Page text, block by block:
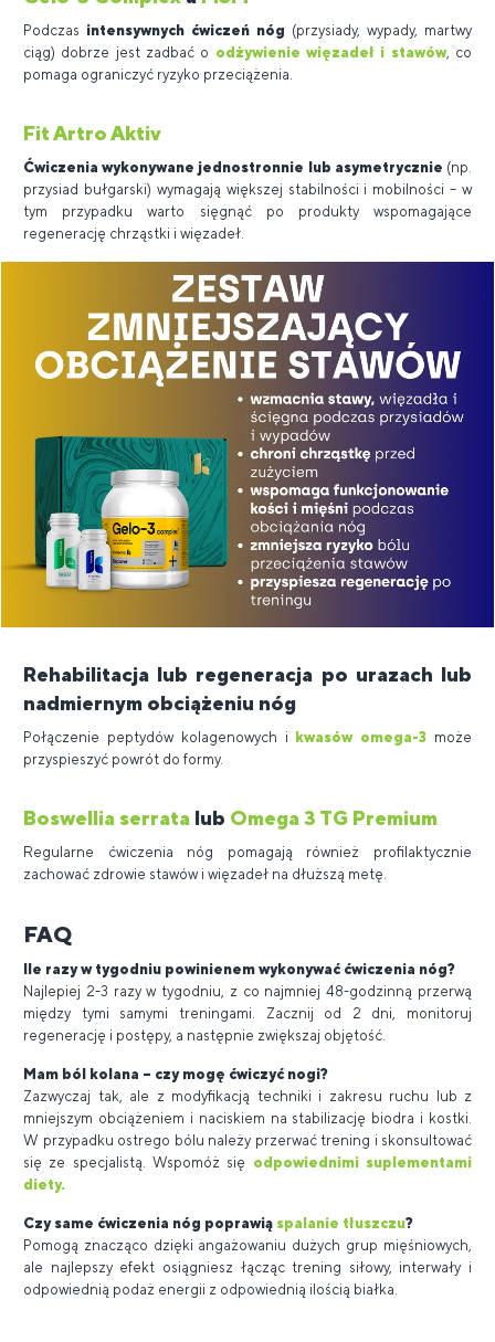
Podczas intensywnych ćwiczeń nóg (przysiady, wypady, martwy
ciąg) dobrze jest zadbać o odżywienie więzadeł i stawów, co
pomaga ograniczyć ryzyko przeciążenia.
Fit Artro Aktiv
Ćwiczenia wykonywane jednostronnie lub asymetrycznie (np.
przysiad bułgarski) wymagają większej stabilności i mobilności – w
tym przypadku warto sięgnąć po produkty wspomagające
regenerację chrząstki i więzadeł.
Rehabilitacja lub regeneracja po urazach lub
nadmiernym obciążeniu nóg
Połączenie peptydów kolagenowych i kwasów omega-3 może
przyspieszyć powrót do formy.
Boswellia serrata lub Omega 3 TG Premium
Regularne ćwiczenia nóg pomagają również profilaktycznie
zachować zdrowie stawów i więzadeł na dłuższą metę.
FAQ
Ile razy w tygodniu powinienem wykonywać ćwiczenia nóg?
Najlepiej 2-3 razy w tygodniu, z co najmniej 48-godzinną przerwą
między tymi samymi treningami. Zacznij od 2 dni, monitoruj
regenerację i postępy, a następnie zwiększaj objętość.
Mam ból kolana – czy mogę ćwiczyć nogi?
Zazwyczaj tak, ale z modyfikacją techniki i zakresu ruchu lub z
mniejszym obciążeniem i naciskiem na stabilizację biodra i kostki.
W przypadku ostrego bólu należy przerwać trening i skonsultować
się ze specjalistą. Wspomóż się odpowiednimi suplementami
diety.
Czy same ćwiczenia nóg poprawią spalanie tłuszczu?
Pomogą znacząco dzięki angażowaniu dużych grup mięśniowych,
ale najlepszy efekt osiągniesz łącząc trening siłowy, interwały i
odpowiednią podaż energii z odpowiednią ilością białka.